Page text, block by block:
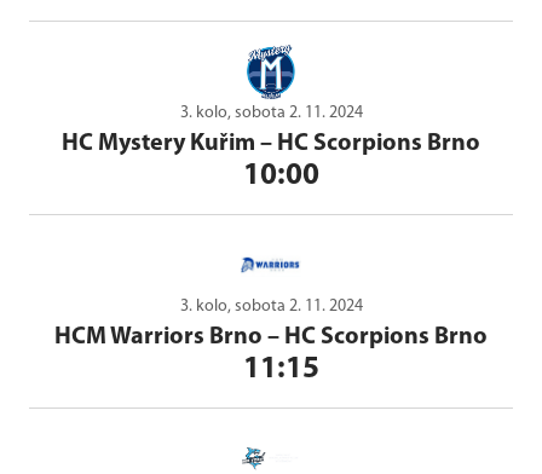
3. kolo, sobota 2. 11. 2024
HC Mystery Kuřim – HC Scorpions Brno
10:00
3. kolo, sobota 2. 11. 2024
HCM Warriors Brno – HC Scorpions Brno
11:15